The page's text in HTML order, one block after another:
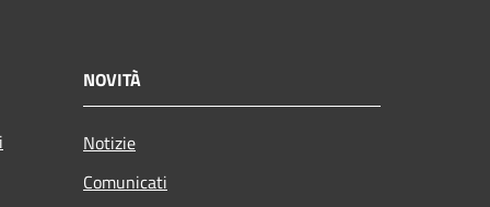
NOVITÀ
Notizie
Comunicati